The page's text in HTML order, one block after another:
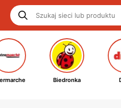
Biedronka